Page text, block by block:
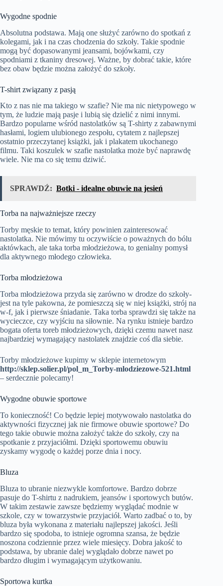
Wygodne spodnie
Absolutna podstawa. Mają one służyć zarówno do spotkań z
kolegami, jak i na czas chodzenia do szkoły. Takie spodnie
mogą być dopasowanymi jeansami, bojówkami, czy
spodniami z tkaniny dresowej. Ważne, by dobrać takie, które
bez obaw będzie można założyć do szkoły.
T-shirt związany z pasją
Kto z nas nie ma takiego w szafie? Nie ma nic nietypowego w
tym, że ludzie mają pasje i lubią się dzielić z nimi innymi.
Bardzo popularne wśród nastolatków są T-shirty z zabawnymi
hasłami, logiem ulubionego zespołu, cytatem z najlepszej
ostatnio przeczytanej książki, jak i plakatem ukochanego
filmu. Taki koszulek w szafie nastolatka może być naprawdę
wiele. Nie ma co się temu dziwić.
SPRAWDŹ: Botki - idealne obuwie na jesień
Torba na najważniejsze rzeczy
Torby męskie to temat, który powinien zainteresować
nastolatka. Nie mówimy tu oczywiście o poważnych do bólu
aktówkach, ale taka torba młodzieżowa, to genialny pomysł
dla aktywnego młodego człowieka.
Torba młodzieżowa
Torba młodzieżowa przyda się zarówno w drodze do szkoły-
jest na tyle pakowna, że pomieszczą się w niej książki, strój na
w-f, jak i pierwsze śniadanie. Taka torba sprawdzi się także na
wycieczce, czy wyjściu na siłownie. Na rynku istnieje bardzo
bogata oferta toreb młodzieżowych, dzięki czemu nawet nasz
najbardziej wymagający nastolatek znajdzie coś dla siebie.
Torby młodzieżowe kupimy w sklepie internetowym
http://sklep.solier.pl/pol_m_Torby-mlodziezowe-521.html
– serdecznie polecamy!
Wygodne obuwie sportowe
To konieczność! Co będzie lepiej motywowało nastolatka do
aktywności fizycznej jak nie firmowe obuwie sportowe? Do
tego takie obuwie można założyć także do szkoły, czy na
spotkanie z przyjaciółmi. Dzięki sportowemu obuwiu
zyskamy wygodę o każdej porze dnia i nocy.
Bluza
Bluza to ubranie niezwykle komfortowe. Bardzo dobrze
pasuje do T-shirtu z nadrukiem, jeansów i sportowych butów.
W takim zestawie zawsze będziemy wyglądać modnie w
szkole, czy w towarzystwie przyjaciół. Warto zadbać o to, by
bluza była wykonana z materiału najlepszej jakości. Jeśli
bardzo się spodoba, to istnieje ogromna szansa, że będzie
noszona codziennie przez wiele miesięcy. Dobra jakość to
podstawa, by ubranie dalej wyglądało dobrze nawet po
bardzo długim i wymagającym użytkowaniu.
Sportowa kurtka